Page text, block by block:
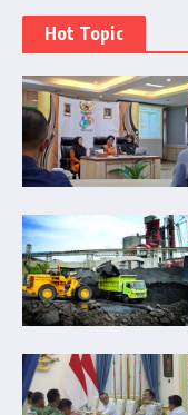
Hot Topic